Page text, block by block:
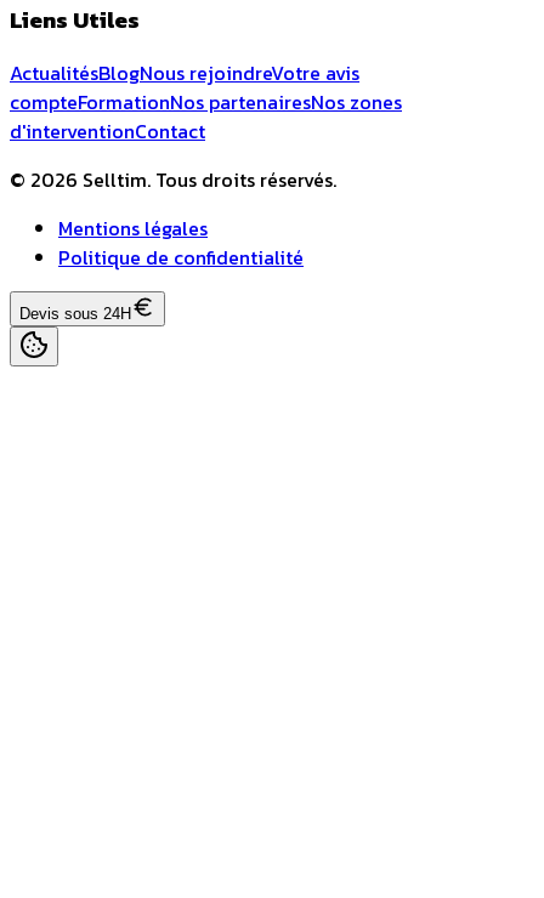
Liens Utiles
ActualitésBlogNous rejoindreVotre avis
compteFormationNos partenairesNos zones
d'interventionContact
© 2026 Selltim. Tous droits réservés.
Mentions légales
Politique de confidentialité
Devis sous 24H